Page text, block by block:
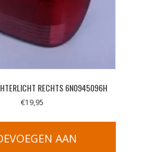
RECHTS 6N0945096H
€19,95
AAN